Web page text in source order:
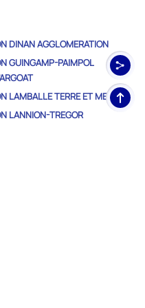
DINAN AGGLOMERATION
GUINGAMP-PAIMPOL
LAMBALLE TERRE ET MER
LANNION-TREGOR
Haut
de